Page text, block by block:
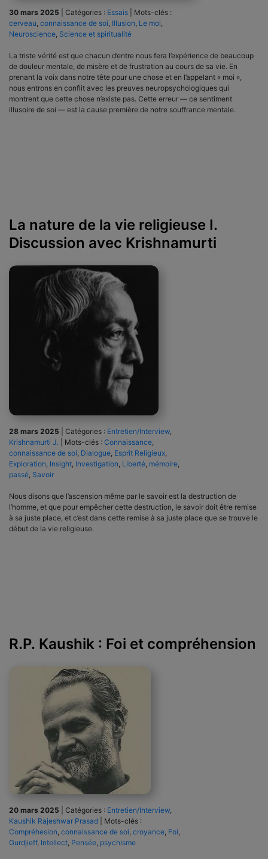
30 mars 2025 Catégories : Essais
Mots-clés :
cerveau connaissance de soi Illusion Le moi
Neuroscience Science et spiritualité
La triste vérité est que chacun d’entre nous fera l’expérience de beaucoup
de douleur mentale, de misère et de frustration au cours de sa vie. En
prenant la voix dans notre tête pour une chose et en l’appelant « moi »,
nous entrons en conflit avec les preuves neuropsychologiques qui
montrent que cette chose n’existe pas. Cette erreur — ce sentiment
illusoire de soi — est la cause première de notre souffrance mentale.
La nature de la vie religieuse I.
Discussion avec Krishnamurti
28 mars 2025 Catégories : Entretien/Interview
Krishnamurti J.
Mots-clés : Connaissance
connaissance de soi Dialogue Esprit Religieux
Exploration Insight Investigation Liberté mémoire
passé Savoir
Nous disons que l’ascension même par le savoir est la destruction de
l’homme, et que pour empêcher cette destruction, le savoir doit être remise
à sa juste place, et c’est dans cette remise à sa juste place que se trouve le
début de la vie religieuse.
R.P. Kaushik : Foi et compréhension
20 mars 2025 Catégories : Entretien/Interview,
Kaushik Rajeshwar Prasad
Mots-clés :
Compréhesion, connaissance de soi, croyance, Foi,
Gurdjieff, Intellect, Pensée, psychisme